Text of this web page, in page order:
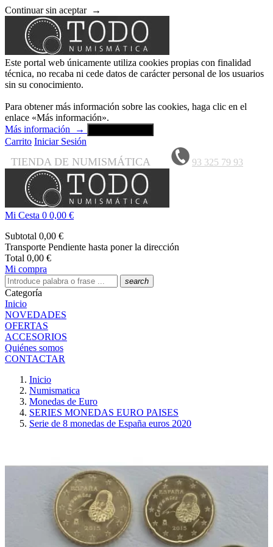
Continuar sin aceptar →
Este portal web únicamente utiliza cookies propias con finalidad
técnica, no recaba ni cede datos de carácter personal de los usuarios
sin su conocimiento.
Para obtener más información sobre las cookies, haga clic en el
enlace «Más información».
Más información
→
Carrito Iniciar Sesión
TIENDA DE NUMISMÁTICA 93 325 79 93
Mi Cesta 0 0,00 €
Subtotal 0,00 €
Transporte Pendiente hasta poner la dirección
Total 0,00 €
Mi compra
search
Categoría
Inicio
NOVEDADES
OFERTAS
ACCESORIOS
Quiénes somos
CONTACTAR
Inicio
Numismatica
Monedas de Euro
SERIES MONEDAS EURO PAISES
Serie de 8 monedas de España euros 2020